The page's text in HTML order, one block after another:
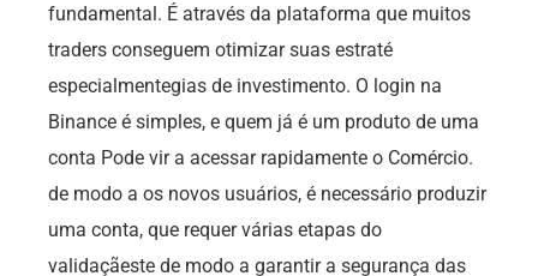
fundamental. É através da plataforma que muitos
traders conseguem otimizar suas estraté
especialmentegias de investimento. O login na
Binance é simples, e quem já é um produto de uma
conta Pode vir a acessar rapidamente o Comércio.
de modo a os novos usuários, é necessário produzir
uma conta, que requer várias etapas do
validaçãeste de modo a garantir a segurança das